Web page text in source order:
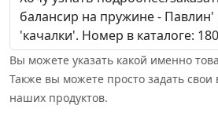
Вы можете указать какой именно
Также вы можете просто задать свои
наших продуктов.